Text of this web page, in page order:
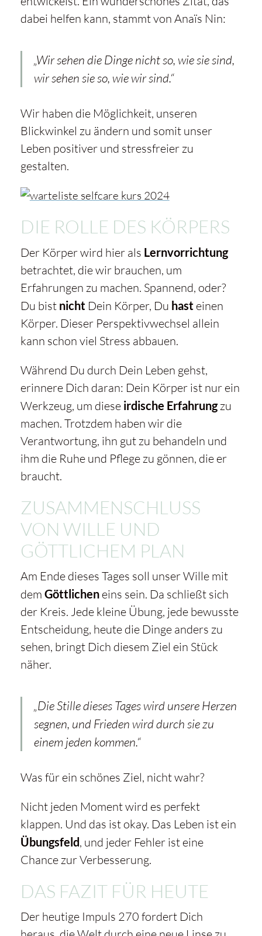
dabei helfen kann, stammt von Anaïs Nin:
„Wir sehen die Dinge nicht so, wie sie sind,
wir sehen sie so, wie wir sind.“
Wir haben die Möglichkeit, unseren
Blickwinkel zu ändern und somit unser
Leben positiver und stressfreier zu
gestalten.
DIE ROLLE DES KÖRPERS
Der Körper wird hier als Lernvorrichtung
betrachtet, die wir brauchen, um
Erfahrungen zu machen. Spannend, oder?
Du bist nichtDein Körper, Du hasteinen
Körper. Dieser Perspektivwechsel allein
kann schon viel Stress abbauen.
Während Du durch Dein Leben gehst,
erinnere Dich daran: Dein Körper ist nur ein
Werkzeug, um diese irdische Erfahrungzu
machen. Trotzdem haben wir die
Verantwortung, ihn gut zu behandeln und
ihm die Ruhe und Pflege zu gönnen, die er
braucht.
ZUSAMMENSCHLUSS
VON WILLE UND
GÖTTLICHEM PLAN
Am Ende dieses Tages soll unser Wille mit
dem Göttlicheneins sein. Da schließt sich
der Kreis. Jede kleine Übung, jede bewusste
Entscheidung, heute die Dinge anders zu
sehen, bringt Dich diesem Ziel ein Stück
näher.
„Die Stille dieses Tages wird unsere Herzen
segnen, und Frieden wird durch sie zu
einem jeden kommen.“
Was für ein schönes Ziel, nicht wahr?
Nicht jeden Moment wird es perfekt
klappen. Und das ist okay. Das Leben ist ein
Übungsfeld, und jeder Fehler ist eine
Chance zur Verbesserung.
DAS FAZIT FÜR HEUTE
Der heutige Impuls 270 fordert Dich